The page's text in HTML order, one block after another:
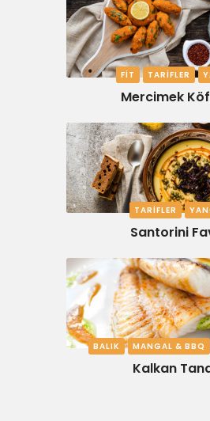
FIT TARIFLER
Mercimek
TARIFLER
Santorini
BALIK MANGAL & BBQ
Kalkan